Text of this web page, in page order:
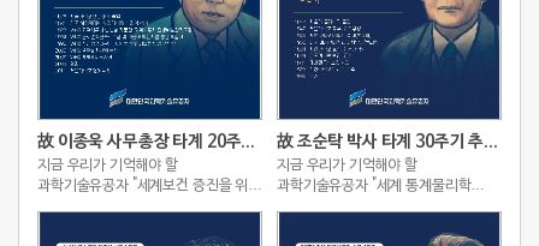
故 이종욱 사무총장 타계 20주기 추모 스토리
지금 우리가 기억해야 할
과학기술유공자 "세계보건 증진을 위해
故 조순탁 박사 타계 30주기 추모 스토리
지금 우리가 기억해야 할
과학기술유공자 "세계 통계물리학